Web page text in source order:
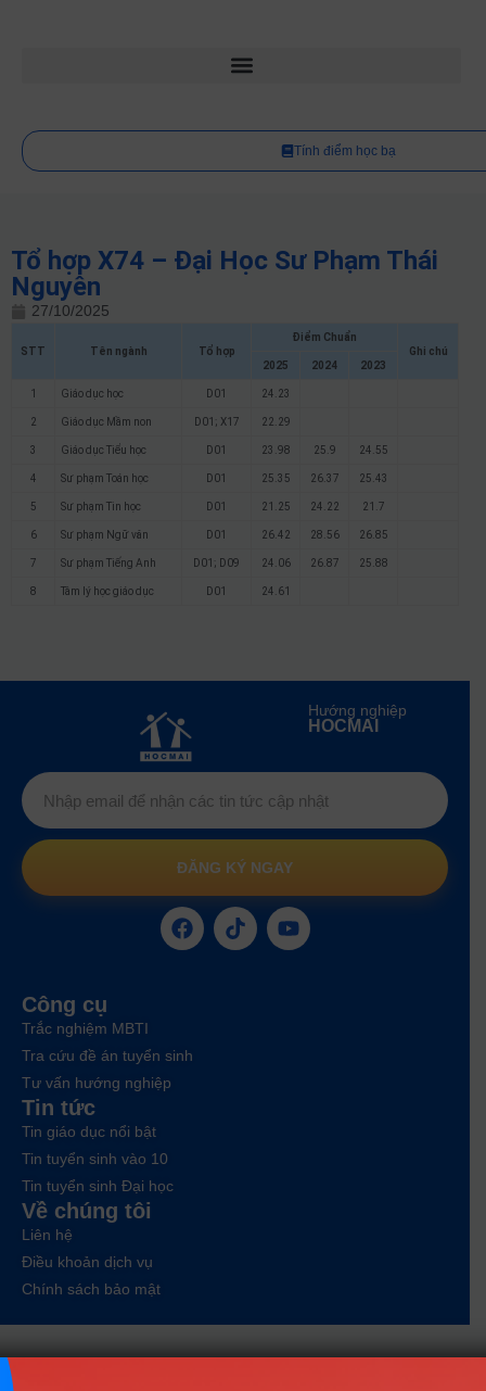
Tính điểm học bạ
Tổ hợp X74 – Đại Học Sư Phạm Thái
Nguyên
27/10/2025
STT Tên ngành Tổ hợp
Điểm Chuẩn
Ghi chú
2025
2024 2023
1 Giáo dục học D01 24.23
2 Giáo dục Mầm non D01; X17 22.29
3 Giáo dục Tiểu học D01 23.98 25.9 24.55
4 Sư phạm Toán học D01 25.35 26.37 25.43
5 Sư phạm Tin học D01 21.25 24.22 21.7
6 Sư phạm Ngữ văn D01 26.42 28.56 26.85
7 Sư phạm Tiếng Anh D01; D09 24.06 26.87 25.88
8 Tâm lý học giáo dục D01 24.61
Hướng nghiệp
HOCMAI
ĐĂNG KÝ NGAY
Công cụ
Trắc nghiệm MBTI
Tra cứu đề án tuyển sinh
Tư vấn hướng nghiệp
Tin tức
Tin giáo dục nổi bật
Tin tuyển sinh vào 10
Tin tuyển sinh Đại học
Về chúng tôi
Liên hệ
Điều khoản dịch vụ
Chính sách bảo mật